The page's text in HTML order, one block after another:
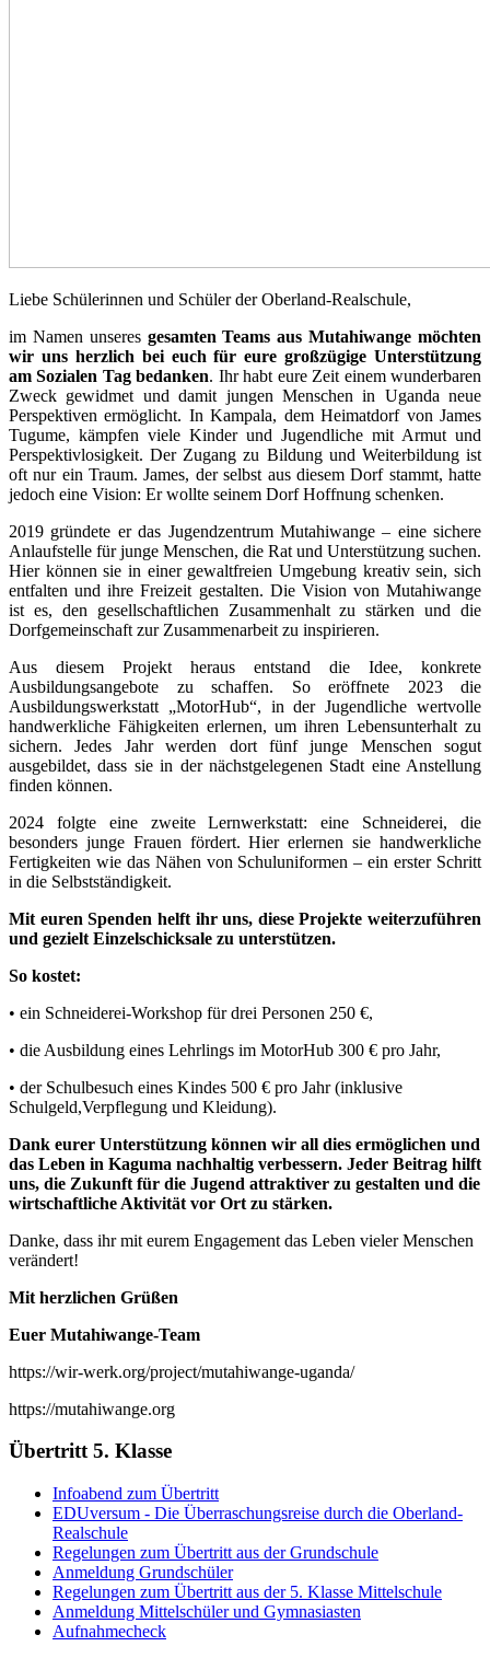
Liebe Schülerinnen und Schüler der Oberland-Realschule,
im Namen unseres gesamten Teams aus Mutahiwange möchten
wir uns herzlich bei euch für eure großzügige Unterstützung
am Sozialen Tag bedanken. Ihr habt eure Zeit einem wunderbaren
Zweck gewidmet und damit jungen Menschen in Uganda neue
Perspektiven ermöglicht. In Kampala, dem Heimatdorf von James
Tugume, kämpfen viele Kinder und Jugendliche mit Armut und
Perspektivlosigkeit. Der Zugang zu Bildung und Weiterbildung ist
oft nur ein Traum. James, der selbst aus diesem Dorf stammt, hatte
jedoch eine Vision: Er wollte seinem Dorf Hoffnung schenken.
2019 gründete er das Jugendzentrum Mutahiwange – eine sichere
Anlaufstelle für junge Menschen, die Rat und Unterstützung suchen.
Hier können sie in einer gewaltfreien Umgebung kreativ sein, sich
entfalten und ihre Freizeit gestalten. Die Vision von Mutahiwange
ist es, den gesellschaftlichen Zusammenhalt zu stärken und die
Dorfgemeinschaft zur Zusammenarbeit zu inspirieren.
Aus diesem Projekt heraus entstand die Idee, konkrete
Ausbildungsangebote zu schaffen. So eröffnete 2023 die
Ausbildungswerkstatt „MotorHub“, in der Jugendliche wertvolle
handwerkliche Fähigkeiten erlernen, um ihren Lebensunterhalt zu
sichern. Jedes Jahr werden dort fünf junge Menschen sogut
ausgebildet, dass sie in der nächstgelegenen Stadt eine Anstellung
finden können.
2024 folgte eine zweite Lernwerkstatt: eine Schneiderei, die
besonders junge Frauen fördert. Hier erlernen sie handwerkliche
Fertigkeiten wie das Nähen von Schuluniformen – ein erster Schritt
in die Selbstständigkeit.
Mit euren Spenden helft ihr uns, diese Projekte weiterzuführen
und gezielt Einzelschicksale zu unterstützen.
So kostet:
• ein Schneiderei-Workshop für drei Personen 250 €,
• die Ausbildung eines Lehrlings im MotorHub 300 € pro Jahr,
• der Schulbesuch eines Kindes 500 € pro Jahr (inklusive
Schulgeld,Verpflegung und Kleidung).
Dank eurer Unterstützung können wir all dies ermöglichen und
das Leben in Kaguma nachhaltig verbessern. Jeder Beitrag hilft
uns, die Zukunft für die Jugend attraktiver zu gestalten und die
wirtschaftliche Aktivität vor Ort zu stärken.
Danke, dass ihr mit eurem Engagement das Leben vieler Menschen
verändert!
Mit herzlichen Grüßen
Euer Mutahiwange-Team
https://wir-werk.org/project/mutahiwange-uganda/
https://mutahiwange.org
Übertritt 5. Klasse
Infoabend zum Übertritt
EDUversum - Die Überraschungsreise durch die Oberland-
Realschule
Regelungen zum Übertritt aus der Grundschule
Anmeldung Grundschüler
Regelungen zum Übertritt aus der 5. Klasse Mittelschule
Anmeldung Mittelschüler und Gymnasiasten
Aufnahmecheck